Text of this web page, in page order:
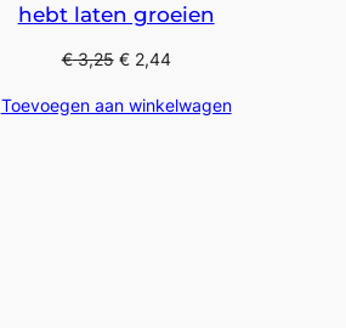
hebt laten groeien
€3,25 €2,44
Toevoegen aan winkelwagen